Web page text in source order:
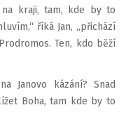
na kraji, tam, kde by to
říká Jan, „přichází
Ten, kdo běží
Janovo kázání? Snad
Boha, tam kde by to